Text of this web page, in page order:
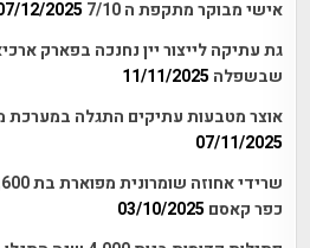
אישי מבוקר מתקפת ה 7/10
12/2025
גת עתיקה לייצור יין נחנכה בפארק
שבשפלה 11/11/2025
אוצר מטבעות עתיקים התגלה במערכת
07/11/2025
כפר קאסם 03/10/2025